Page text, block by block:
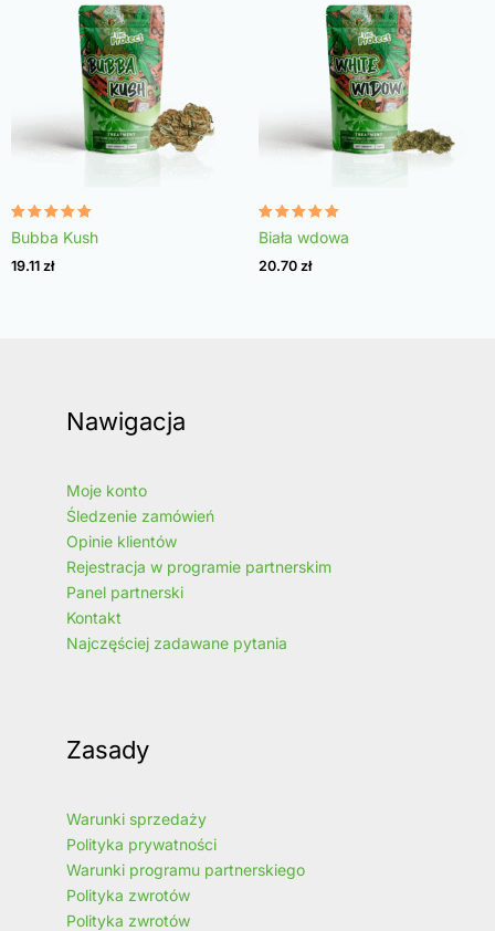
Oceniono
4.96
na 5
Bubba Kush
19.11 zł
Oceniono
4.97
na 5
Biała wdowa
20.70 zł
Nawigacja
Moje konto
Śledzenie zamówień
Opinie klientów
Rejestracja w programie partnerskim
Panel partnerski
Kontakt
Najczęściej zadawane pytania
Zasady
Warunki sprzedaży
Polityka prywatności
Warunki programu partnerskiego
Polityka zwrotów
Polityka zwrotów